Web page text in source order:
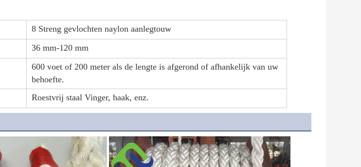
8 Streng gevlochten naylon aanlegtouw
36 mm-120 mm
600 voet of 200 meter als de lengte is afgerond of afhankelijk van uw
behoefte.
Roestvrij staal Vinger, haak, enz.